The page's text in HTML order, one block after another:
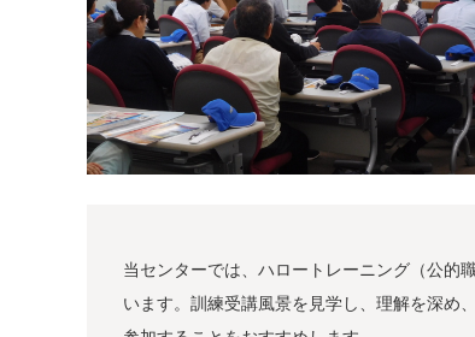
当センターでは、ハロートレーニング（公的
います。訓練受講風景を見学し、理解を深め